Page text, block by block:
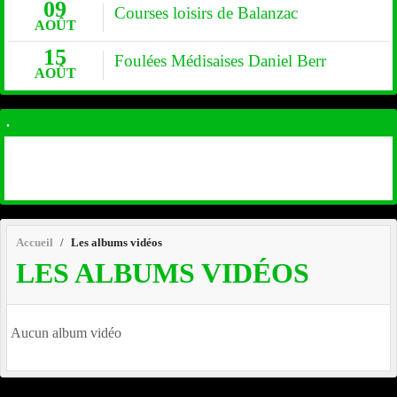
Accueil Les albums vidéos
LES ALBUMS VIDÉOS
Aucun album vidéo
09
AOÛT
Courses loisirs de Balanzac
15
AOÛT
Foulées Médisaises Daniel Berr
.